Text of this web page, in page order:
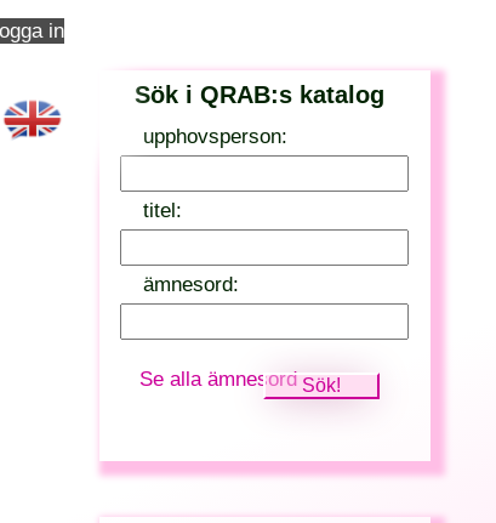
in
Sök i QRAB:s katalog
upphovsperson:
titel:
ämnesord:
Se alla ämnesord